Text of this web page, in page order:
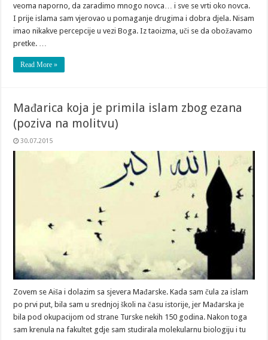
veoma naporno, da zaradimo mnogo novca… i sve se vrti oko novca.
I prije islama sam vjerovao u pomaganje drugima i dobra djela. Nisam
imao nikakve percepcije u vezi Boga. Iz taoizma, uči se da obožavamo
pretke. …
Read More »
Mađarica koja je primila islam zbog ezana
(poziva na molitvu)
30.07.2015
Zovem se Aiša i dolazim sa sjevera Mađarske. Kada sam čula za islam
po prvi put, bila sam u srednjoj školi na času istorije, jer Mađarska je
bila pod okupacijom od strane Turske nekih 150 godina. Nakon toga
sam krenula na fakultet gdje sam studirala molekularnu biologiju i tu